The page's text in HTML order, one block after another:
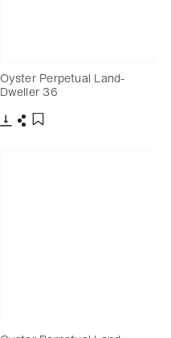
Oyster Perpetual Land-
Dweller 36